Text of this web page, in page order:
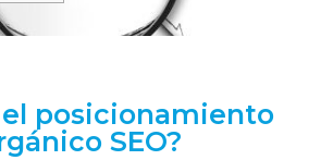
el posicionamiento
SEO?